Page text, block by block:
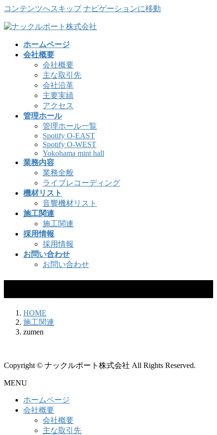
コンテンツへスキップ ナビゲーションに移動
ホームページ
会社概要
会社概要
主な取引先
会社沿革
主要実績
アクセス
管理ホール
管理ホール一覧
Spotify O-EAST
Spotify O-WEST
Yokohama mint hall
業務内容
業務全般
ライブレコーディング
機材リスト
音響機材リスト
施工関連
施工関連
採用情報
採用情報
お問い合わせ
お問い合わせ
HOME
施工関連
zumen
Copyright © ナックルポート株式会社 All Rights Reserved.
MENU
ホームページ
会社概要
会社概要
主な取引先